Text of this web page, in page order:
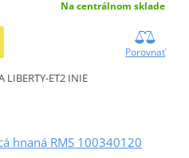
Na centrálnom sklade
Porovnať
LIBERTY-ET2 INIE
hnaná RMS 100340120